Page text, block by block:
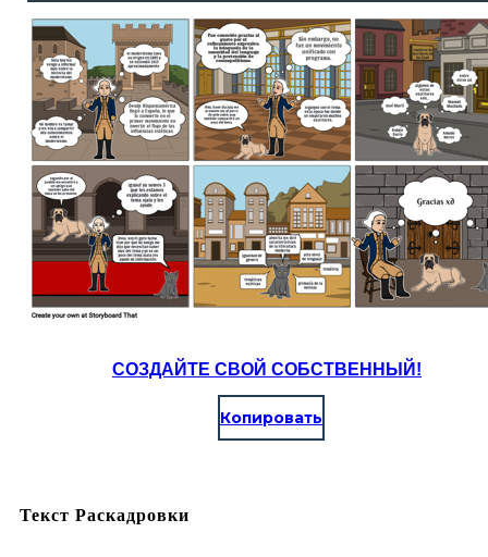
СОЗДАЙТЕ СВОЙ СОБСТВЕННЫЙ!
Копировать
Текст Раскадровки